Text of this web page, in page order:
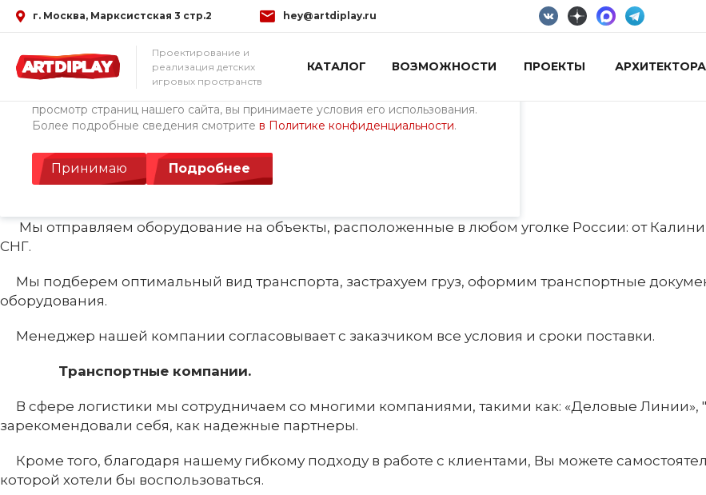
Использование файлов Cookie
Мы используем файлы cookie, разработанные нашими специалистами и
просмотр страниц нашего сайта, вы принимаете условия его использования.
Более подробные сведения смотрите в Политике конфиденциальности.
Принимаю Подробнее
г. Москва, Марксистская 3 стр.2 hey@artdiplay.ru
Проектирование и
реализация детских
игровых пространств
КАТАЛОГ ВОЗМОЖНОСТИ ПРОЕКТЫ
Главная / Условия доставки
Условия доставки
Мы отправляем оборудование на объекты, расположенные в любом уголке России: от
СНГ.
Мы подберем оптимальный вид транспорта, застрахуем груз, оформим транспортные
оборудования.
Менеджер нашей компании согласовывает с заказчиком все условия и сроки поставки.
Транспортные компании.
В сфере логистики мы сотрудничаем со многими компаниями, такими как: «Деловые Линии»,
зарекомендовали себя, как надежные партнеры.
Кроме того, благодаря нашему гибкому подходу в работе с клиентами, Вы можете
которой хотели бы воспользоваться.